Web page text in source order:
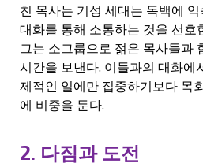
친 목사는 기성 세대는 독백에
대화를 통해 소통하는 것을 선호
그는 소그룹으로 젊은 목사들과
시간을 보낸다. 이들과의 대화에
제적인 일에만 집중하기보다 목
에 비중을 둔다.
2. 다짐과 도전